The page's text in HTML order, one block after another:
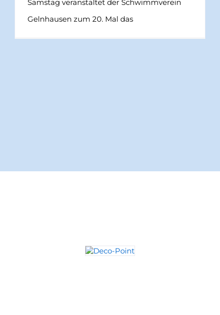
Samstag veranstaltet der Schwimmverein
Gelnhausen zum 20. Mal das